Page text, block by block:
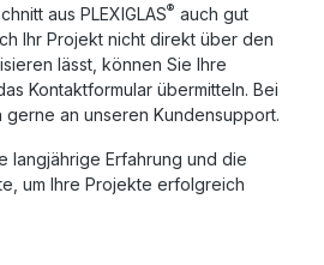
aus PLEXIGLAS® auch gut
Ihr Projekt nicht direkt über den
lässt, können Sie Ihre
Kontaktformular übermitteln. Bei
an unseren Kundensupport.
langjährige Erfahrung und die
um Ihre Projekte erfolgreich